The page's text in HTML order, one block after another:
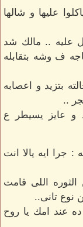
عليها و شالها
عليه .. مالك شد
ف وشه بتقابله
بتزيد و اعصابه
..
و عايز يسيطر ع
ايه يالا انت
اللى قامت
نوع تانى..
عند امك يا روح